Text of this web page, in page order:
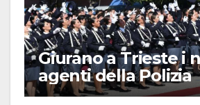
Giurano a Trieste i
agenti della Polizia